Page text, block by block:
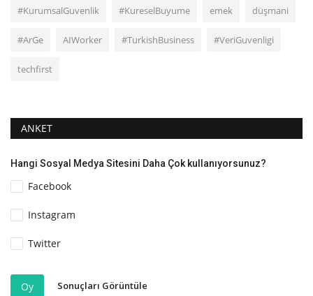
#KurumsalGuvenlik #KureselBuyume emek düşmani
#ArGe AIWorker #TurkishBusiness #VeriGuvenligi
techfirst
ANKET
Hangi Sosyal Medya Sitesini Daha Çok kullanıyorsunuz?
Facebook
Instagram
Twitter
Oy Sonuçları Görüntüle